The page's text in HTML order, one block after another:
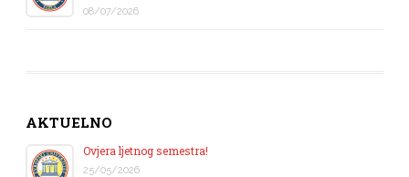
08/07/2026
AKTUELNO
Ovjera ljetnog semestra!
25/05/2026